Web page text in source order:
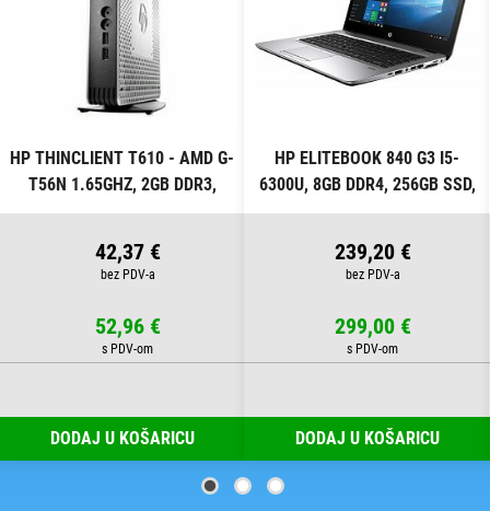
HP THINCLIENT T610 - AMD G-
T56N 1.65GHZ, 2GB DDR3,
16GB SSD, W7P COA
42,37 €
52,96 €
DODAJ U KOŠARICU
HP ELITEBOOK 840 G3 I5-
6300U, 8GB DDR4, 256GB SSD,
WIN PRO
239,20 €
299,00 €
DODAJ U KOŠARICU